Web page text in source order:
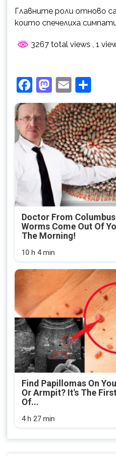
Главните роли отново
които спечелиха
3267 total views , 1
Facebook
Mastodon
Email
Doctor From
Worms Come Out Of
The Morning!
10 h 4 min
Find Papillomas On
Or Armpit? It's The
Of...
4 h 27 min